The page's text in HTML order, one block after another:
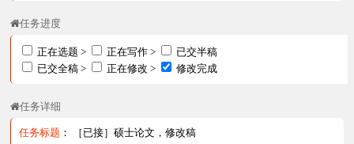
任务进度
正在选题 > 正在写作 >
已交半稿
已交全稿 >
正在修改 > 修改完成
任务详细
任务标题 ： ［已接］硕士论文，修改稿